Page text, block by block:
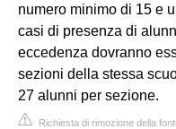
numero minimo di 15 e
casi di presenza di
eccedenza dovranno
sezioni della stessa
27 alunni per sezione.
Richiesta di rimozione della